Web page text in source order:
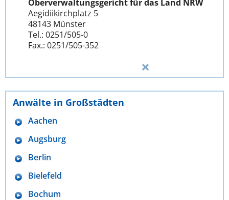
Oberverwaltungsgericht für das Land NRW
Aegidiikirchplatz 5
48143 Münster
Tel.: 0251/505-0
Fax.: 0251/505-352
Anwälte in Großstädten
Aachen
Augsburg
Berlin
Bielefeld
Bochum